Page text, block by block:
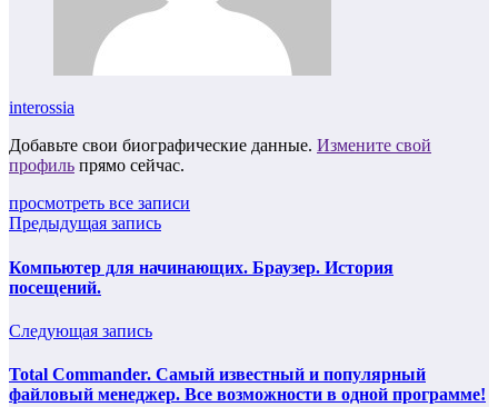
interossia
Добавьте свои биографические данные. Измените свой
профиль прямо сейчас.
просмотреть все записи
Предыдущая запись
Компьютер для начинающих. Браузер. История
посещений.
Следующая запись
Total Commander. Самый известный и популярный
файловый менеджер. Все возможности в одной программе!